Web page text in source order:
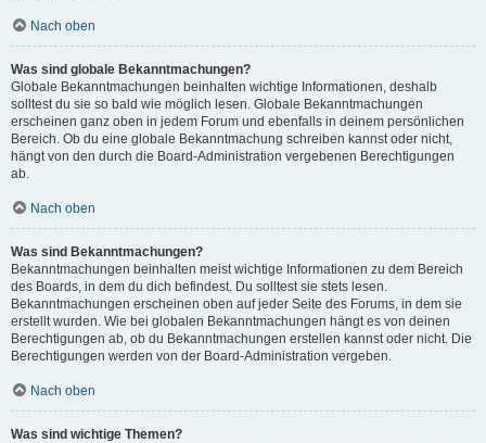
Nach oben
Was sind globale Bekanntmachungen?
Globale Bekanntmachungen beinhalten wichtige Informationen, deshalb
solltest du sie so bald wie möglich lesen. Globale Bekanntmachungen
erscheinen ganz oben in jedem Forum und ebenfalls in deinem persönlichen
Bereich. Ob du eine globale Bekanntmachung schreiben kannst oder nicht,
hängt von den durch die Board-Administration vergebenen Berechtigungen
ab.
Nach oben
Was sind Bekanntmachungen?
Bekanntmachungen beinhalten meist wichtige Informationen zu dem Bereich
des Boards, in dem du dich befindest. Du solltest sie stets lesen.
Bekanntmachungen erscheinen oben auf jeder Seite des Forums, in dem sie
erstellt wurden. Wie bei globalen Bekanntmachungen hängt es von deinen
Berechtigungen ab, ob du Bekanntmachungen erstellen kannst oder nicht. Die
Berechtigungen werden von der Board-Administration vergeben.
Nach oben
Was sind wichtige Themen?